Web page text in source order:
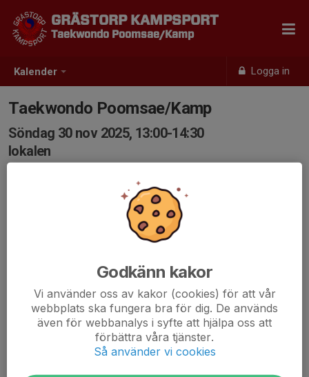
Kalender Logga in
GRÄSTORP KAMPSPORT
Taekwondo Poomsae/Kamp
Taekwondo Poomsae/Kamp
Söndag 30 nov 2025, 13:00-14:30
lokalen
Godkänn kakor
Vi använder oss av kakor (cookies) för att vår
webbplats ska fungera bra för dig. De används
även för webbanalys i syfte att hjälpa oss att
förbättra våra tjänster.
Så använder vi cookies